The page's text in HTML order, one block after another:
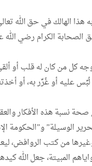
الهالك في حق الله
الصحابة الكرام رضي
كل من كان له قلب أو
عليه أو غُرِّر به، أو
نسبة هذه الأفكار
الوسيلة” و”الحكومة
من كتب الروافض،
المبيتة، جعل الله